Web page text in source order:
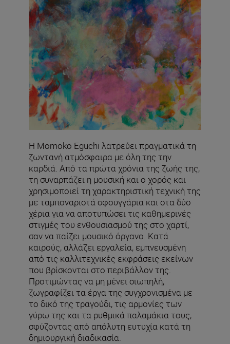
Η Momoko Eguchi λατρεύει πραγματικά τη
ζωντανή ατμόσφαιρα με όλη της την
καρδιά. Από τα πρώτα χρόνια της ζωής της,
τη συναρπάζει η μουσική και ο χορός και
χρησιμοποιεί τη χαρακτηριστική τεχνική της
με ταμποναριστά σφουγγάρια και στα δύο
χέρια για να αποτυπώσει τις καθημερινές
στιγμές του ενθουσιασμού της στο χαρτί,
σαν να παίζει μουσικό όργανο. Κατά
καιρούς, αλλάζει εργαλεία, εμπνευσμένη
από τις καλλιτεχνικές εκφράσεις εκείνων
που βρίσκονται στο περιβάλλον της.
Προτιμώντας να μη μένει σιωπηλή,
ζωγραφίζει τα έργα της συγχρονισμένα με
το δικό της τραγούδι, τις αρμονίες των
γύρω της και τα ρυθμικά παλαμάκια τους,
σφύζοντας από απόλυτη ευτυχία κατά τη
δημιουργική διαδικασία.